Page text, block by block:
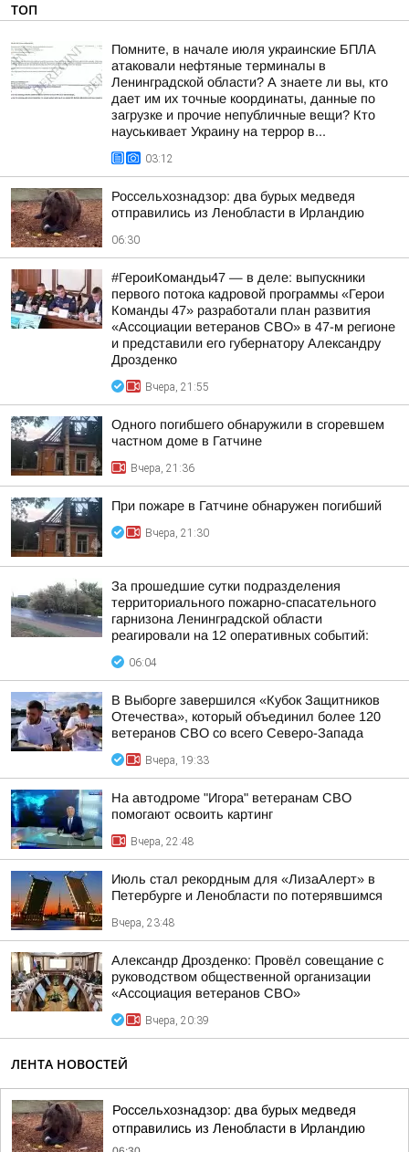
ТОП
Помните, в начале июля украинские БПЛА
атаковали нефтяные терминалы в
Ленинградской области? А знаете ли вы, кто
дает им их точные координаты, данные по
загрузке и прочие непубличные вещи? Кто
науськивает Украину на террор в...
03:12
Россельхознадзор: два бурых медведя
отправились из Ленобласти в Ирландию
06:30
#ГероиКоманды47 — в деле: выпускники
первого потока кадровой программы «Герои
Команды 47» разработали план развития
«Ассоциации ветеранов СВО» в 47-м регионе
и представили его губернатору Александру
Дрозденко
Вчера, 21:55
Одного погибшего обнаружили в сгоревшем
частном доме в Гатчине
Вчера, 21:36
При пожаре в Гатчине обнаружен погибший
Вчера, 21:30
За прошедшие сутки подразделения
территориального пожарно-спасательного
гарнизона Ленинградской области
реагировали на 12 оперативных событий:
06:04
В Выборге завершился «Кубок Защитников
Отечества», который объединил более 120
ветеранов СВО со всего Северо-Запада
Вчера, 19:33
На автодроме "Игора" ветеранам СВО
помогают освоить картинг
Вчера, 22:48
Июль стал рекордным для «ЛизаАлерт» в
Петербурге и Ленобласти по потерявшимся
Вчера, 23:48
Александр Дрозденко: Провёл совещание с
руководством общественной организации
«Ассоциация ветеранов СВО»
Вчера, 20:39
ЛЕНТА НОВОСТЕЙ
Россельхознадзор: два бурых медведя
отправились из Ленобласти в Ирландию